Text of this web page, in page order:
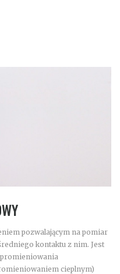
pozwalającym na pomiar
kontaktu z nim. Jest
cieplnym)